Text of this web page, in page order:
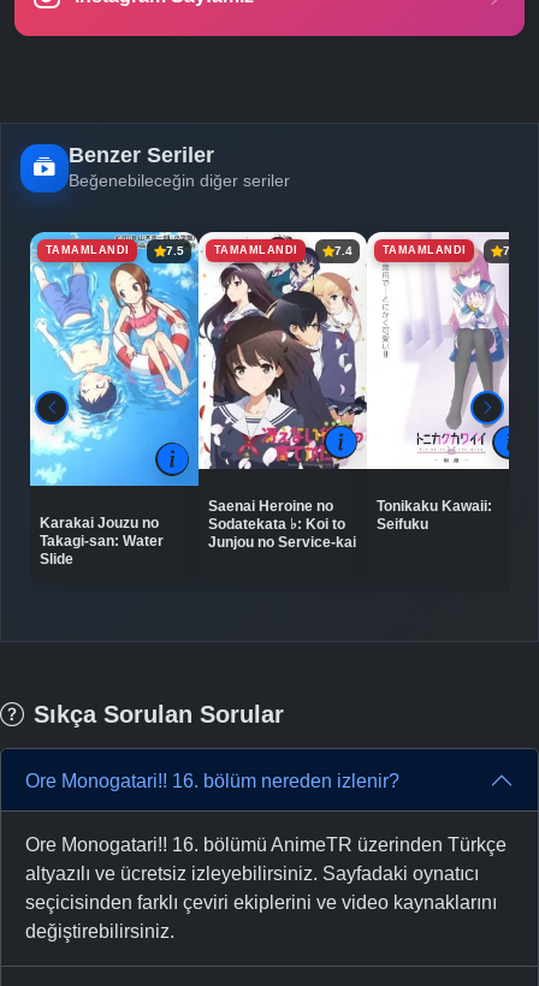
Benzer Seriler
Beğenebileceğin diğer seriler
TAMAMLANDI 7.5
Karakai Jouzu no
Takagi-san: Water
Slide
TAMAMLANDI 7.4
Saenai Heroine no
Sodatekata ♭: Koi to
Junjou no Service-kai
TAMAMLANDI 7.7
Tonikaku Kawaii:
Seifuku
Sıkça Sorulan Sorular
Ore Monogatari!! 16. bölüm nereden izlenir?
Ore Monogatari!! 16. bölümü AnimeTR üzerinden Türkçe
altyazılı ve ücretsiz izleyebilirsiniz. Sayfadaki oynatıcı
seçicisinden farklı çeviri ekiplerini ve video kaynaklarını
değiştirebilirsiniz.